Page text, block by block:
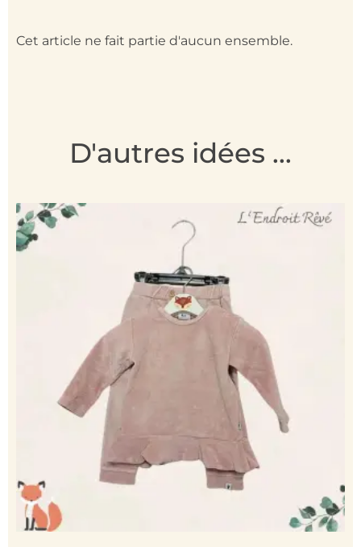
Cet article ne fait partie d'aucun ensemble.
D'autres idées ...